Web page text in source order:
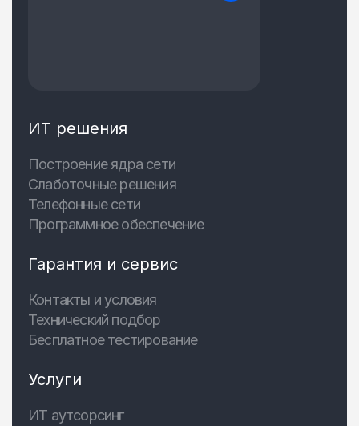
ИТ решения
Построение ядра сети
Слаботочные решения
Телефонные сети
Программное обеспечение
Гарантия и сервис
Контакты и условия
Технический подбор
Бесплатное тестирование
Услуги
ИТ аутсорсинг